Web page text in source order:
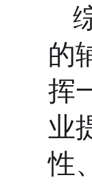
的
挥
业
性